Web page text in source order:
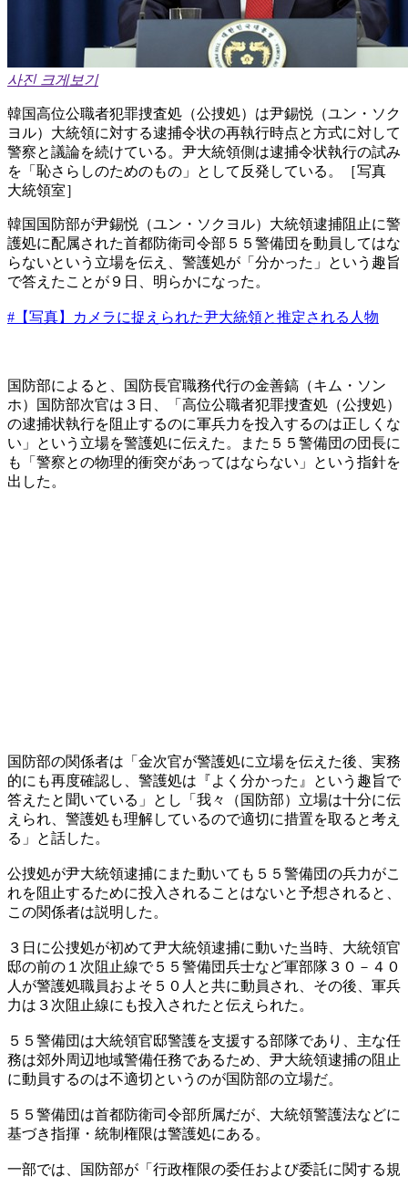
사진 크게보기
韓国高位公職者犯罪捜査処（公捜処）は尹錫悦（ユン・ソク
ヨル）大統領に対する逮捕令状の再執行時点と方式に対して
警察と議論を続けている。尹大統領側は逮捕令状執行の試み
を「恥さらしのためのもの」として反発している。［写真
大統領室］
韓国国防部が尹錫悦（ユン・ソクヨル）大統領逮捕阻止に警
護処に配属された首都防衛司令部５５警備団を動員してはな
らないという立場を伝え、警護処が「分かった」という趣旨
で答えたことが９日、明らかになった。
#【写真】カメラに捉えられた尹大統領と推定される人物
国防部によると、国防長官職務代行の金善鎬（キム・ソン
ホ）国防部次官は３日、「高位公職者犯罪捜査処（公捜処）
の逮捕状執行を阻止するのに軍兵力を投入するのは正しくな
い」という立場を警護処に伝えた。また５５警備団の団長に
も「警察との物理的衝突があってはならない」という指針を
出した。
国防部の関係者は「金次官が警護処に立場を伝えた後、実務
的にも再度確認し、警護処は『よく分かった』という趣旨で
答えたと聞いている」とし「我々（国防部）立場は十分に伝
えられ、警護処も理解しているので適切に措置を取ると考え
る」と話した。
公捜処が尹大統領逮捕にまた動いても５５警備団の兵力がこ
れを阻止するために投入されることはないと予想されると、
この関係者は説明した。
３日に公捜処が初めて尹大統領逮捕に動いた当時、大統領官
邸の前の１次阻止線で５５警備団兵士など軍部隊３０－４０
人が警護処職員およそ５０人と共に動員され、その後、軍兵
力は３次阻止線にも投入されたと伝えられた。
５５警備団は大統領官邸警護を支援する部隊であり、主な任
務は郊外周辺地域警備任務であるため、尹大統領逮捕の阻止
に動員するのは不適切というのが国防部の立場だ。
５５警備団は首都防衛司令部所属だが、大統領警護法などに
基づき指揮・統制権限は警護処にある。
一部では、国防部が「行政権限の委任および委託に関する規